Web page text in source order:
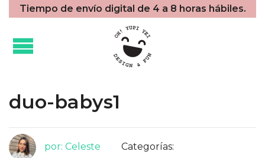
Tiempo de envío digital de 4 a 8 horas hábiles.
duo-babys1
por: Celeste
Categorías: